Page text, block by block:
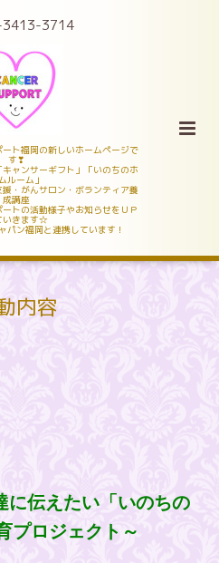
3714
ト福岡の新しいホームページで
す❣
ャンサーギフト」「いのちのホ
ルーム」
・がんサロン・ボランティア養
成講座
トの活動様子やお知らせをＵＰ
いきます☆
パン福岡と連携しています！
内容
に伝えたい「いのちの
プロジェクト～